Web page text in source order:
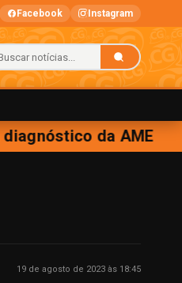
Facebook Instagram
da AME
19 de agosto de 2023 às 18:45